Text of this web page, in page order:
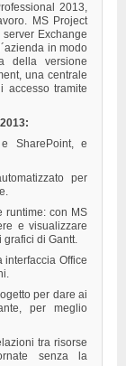
2013,
MS Project
Exchange
in modo
della versione
una centrale
accesso tramite
SharePoint, e
per
runtime: con MS
e visualizzare
grafici di Gantt.
interfaccia Office
per dare ai
per meglio
tra risorse
senza la